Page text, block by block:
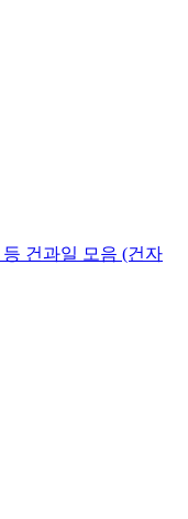
건과일 모음 (건자